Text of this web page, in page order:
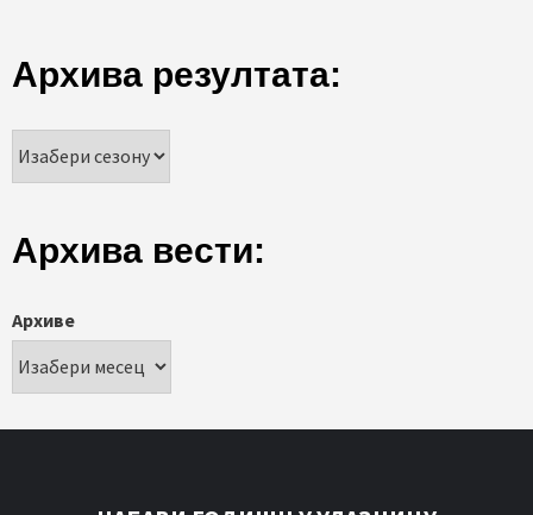
Архива резултата:
Архива вести:
Архиве